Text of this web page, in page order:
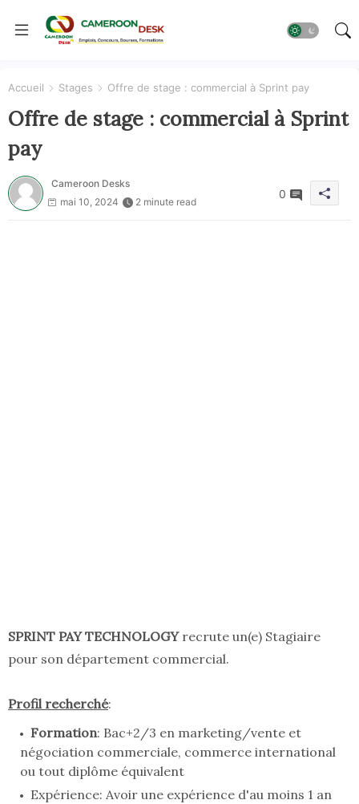
Accueil Stages Offre de stage : commercial à Sprint pay
Offre de stage : commercial à Sprint
pay
Cameroon Desks
mai 10, 2024
2 minute read
0
SPRINT PAY TECHNOLOGY recrute un(e) Stagiaire
pour son département commercial.
Profil recherché:
Formation: Bac+2/3 en marketing/vente et
négociation commerciale, commerce international
ou tout diplôme équivalent
Expérience: Avoir une expérience d'au moins 1 an